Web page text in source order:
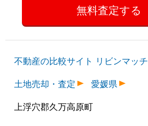
不動産の比較サイト リビンマッチ
土地売却・査定
愛媛県
上浮穴郡久万高原町